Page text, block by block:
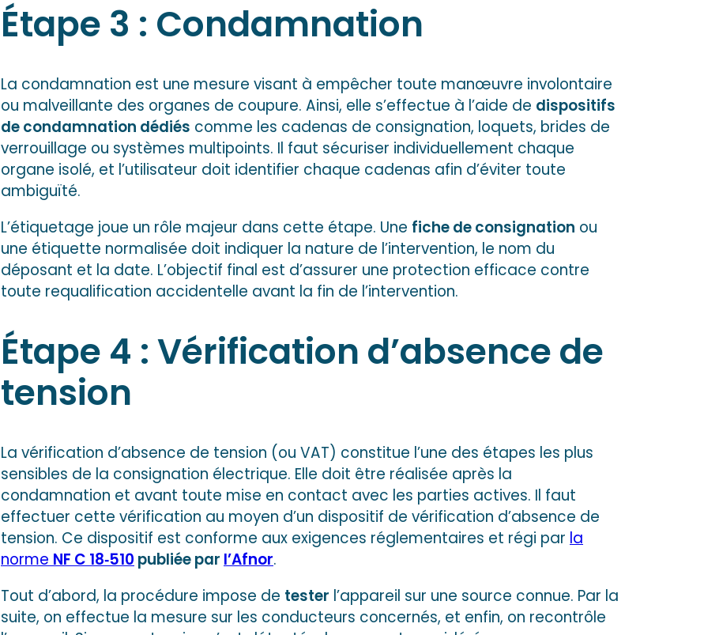
Étape 3 : Condamnation
La condamnation est une mesure visant à empêcher toute manœuvre involontaire
ou malveillante des organes de coupure. Ainsi, elle s’effectue à l’aide de dispositifs
de condamnation dédiés comme les cadenas de consignation, loquets, brides de
verrouillage ou systèmes multipoints. Il faut sécuriser individuellement chaque
organe isolé, et l’utilisateur doit identifier chaque cadenas afin d’éviter toute
ambiguïté.
L’étiquetage joue un rôle majeur dans cette étape. Une fiche de consignation ou
une étiquette normalisée doit indiquer la nature de l’intervention, le nom du
déposant et la date. L’objectif final est d’assurer une protection efficace contre
toute requalification accidentelle avant la fin de l’intervention.
Étape 4 : Vérification d’absence de
tension
La vérification d’absence de tension (ou VAT) constitue l’une des étapes les plus
sensibles de la consignation électrique. Elle doit être réalisée après la
condamnation et avant toute mise en contact avec les parties actives. Il faut
effectuer cette vérification au moyen d’un dispositif de vérification d’absence de
tension. Ce dispositif est conforme aux exigences réglementaires et régi par la
norme NF C 18‑510 publiée par l’Afnor.
Tout d’abord, la procédure impose de tester l’appareil sur une source connue. Par la
suite, on effectue la mesure sur les conducteurs concernés, et enfin, on recontrôle